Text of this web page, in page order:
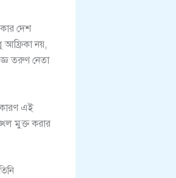
দেশ
আফ্রিকা নয়,
তরুণ নেতা
কারণ এই
মুক্ত করার